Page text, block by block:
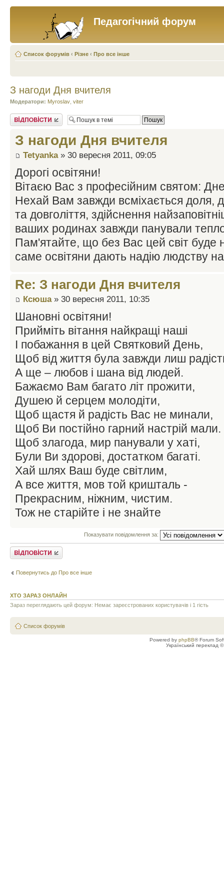
Педагогічний форум
Список форумів ‹ Різне ‹ Про все інше
З нагоди Дня вчителя
Модератори: Myroslav viter
Відповісти
З нагоди Дня вчителя
Tetyanka» 30 вересня 2011, 09:05
Дорогі освітяни!
Вітаєю Вас з професійним святом:
Нехай Вам завжди всміхається доля,
та довголіття, здійснення
ваших родинах завжди панували
Пам'ятайте, що без Вас цей світ буде
саме освітяни дають надію людству
Re: З нагоди Дня вчителя
Ксюша» 30 вересня 2011, 10:35
Шановні освітяни!
Прийміть вітання найкращі наші
І побажання в цей Святковий День,
Щоб від життя була завжди лиш
А ще – любов і шана від людей.
Бажаємо Вам багато літ прожити,
Душею й серцем молодіти,
Щоб щастя й радість Вас не минали,
Щоб Ви постійно гарний настрій мали.
Щоб злагода, мир панували у хаті,
Були Ви здорові, достатком багаті.
Хай шлях Ваш буде світлим,
А все життя, мов той кришталь -
Прекрасним, ніжним, чистим.
Тож не старійте і не знайте
Показувати повідомлення за:
Відповісти
Повернутись до Про все інше
ХТО ЗАРАЗ ОНЛАЙН
Зараз переглядають цей форум: Немає зареєстрованих користувачів і 1 гість
Список форумів
Powered by phpBB® Forum
Український переклад